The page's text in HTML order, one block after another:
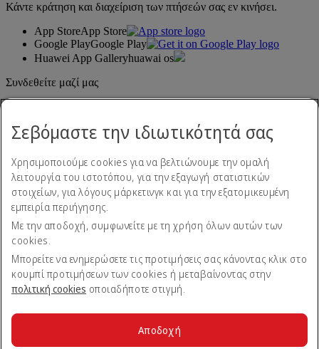
Κάντε κράτηση και διαχείριση των πτήσεών σας εν κινήσει.
App StoreApp Store
Google PlayGoogle Play
Huawei App Galleryhuawai os
Συνδεθείτε μαζί μας
Δήλωση προσβασιμότητας
Επικοινωνήστε μαζί μας
Πολιτική απορρήτου
Όροι και προϋποθέσεις
Πολιτική cookies
Ασφάλεια στον κυβερνοχώρο
Σεβόμαστε την ιδιωτικότητά σας
Χρησιμοποιούμε cookies για να βελτιώνουμε την ομαλή
λειτουργία του ιστοτόπου, για την εξαγωγή στατιστικών
στοιχείων, για λόγους μάρκετινγκ και για την εξατομικευμένη
εμπειρία περιήγησης.
Με την αποδοχή, συμφωνείτε με τη χρήση όλων αυτών των
cookies.
Μπορείτε να ενημερώσετε τις προτιμήσεις σας κάνοντας κλικ στο
κουμπί προτιμήσεων των cookies ή μεταβαίνοντας στην
πολιτική cookies οποιαδήποτε στιγμή.
Αποδοχή